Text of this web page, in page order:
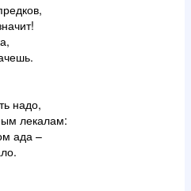
надо,
лекалам:
ада –